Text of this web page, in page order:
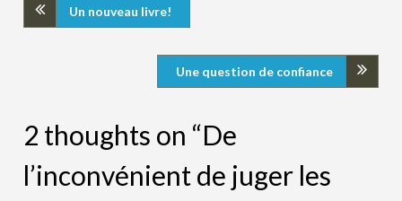
Un nouveau livre!
Une question de confiance
2 thoughts on “De
l’inconvénient de juger les